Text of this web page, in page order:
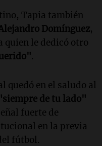
Tapia también
Domínguez,
quien le dedicó otro
.
quedó en el saludo al
de tu lado"
fuerte de
en la previa
fútbol.